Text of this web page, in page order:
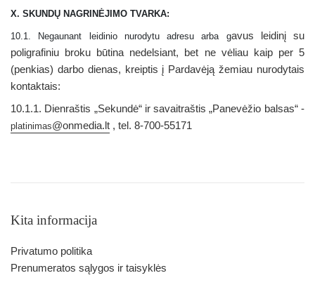
X. SKUNDŲ NAGRINĖJIMO TVARKA:
10.1. Negaunant leidinio nurodytu adresu arba gavus leidinį su
poligrafiniu broku būtina nedelsiant, bet ne vėliau kaip per 5
(penkias) darbo dienas, kreiptis į Pardavėją žemiau nurodytais
kontaktais:
10.1.1. Dienraštis „Sekundė“ ir savaitraštis „Panevėžio balsas“ -
platinimas@onmedia.lt , tel. 8-700-55171
Kita informacija
Privatumo politika
Prenumeratos sąlygos ir taisyklės